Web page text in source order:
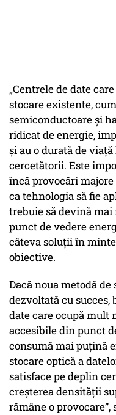
„Centrele de date
stocare existente,
semiconductoare și
ridicat de energie,
și au o durată de
cercetătorii. Este
încă provocări
ca tehnologia să fie
trebuie să devină
punct de vedere
câteva soluții în
obiective.
Dacă noua metodă
dezvoltată cu
date care ocupă mult
accesibile din punct
consumă mai puțină
stocare optică a
satisface pe deplin
creșterea densității
rămâne o